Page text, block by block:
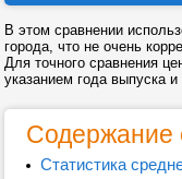
В этом сравнении
города, что не очень
Для точного сравнения
указанием года выпуска и
Содержание
Статистика